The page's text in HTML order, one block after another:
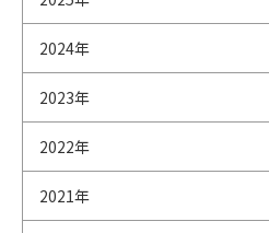
2024年
2023年
2022年
2021年